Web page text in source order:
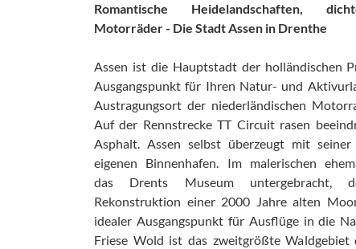
Romantische Heidelandschaften,
Motorräder - Die Stadt Assen in Drenthe
Assen ist die Hauptstadt der holländischen
Ausgangspunkt für Ihren Natur- und
Austragungsort der niederländischen
Auf der Rennstrecke TT Circuit rasen
Asphalt. Assen selbst überzeugt mit
eigenen Binnenhafen. Im malerischen
das Drents Museum untergebracht,
Rekonstruktion einer 2000 Jahre alten
idealer Ausgangspunkt für Ausflüge in die
Friese Wold ist das zweitgrößte